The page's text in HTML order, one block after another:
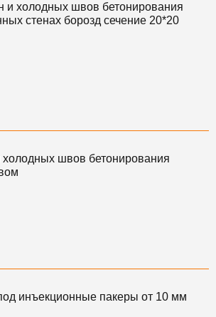
и холодных швов бетонирования
стенах борозд сечение 20*20
швов бетонирования
инъекционные пакеры от 10 мм